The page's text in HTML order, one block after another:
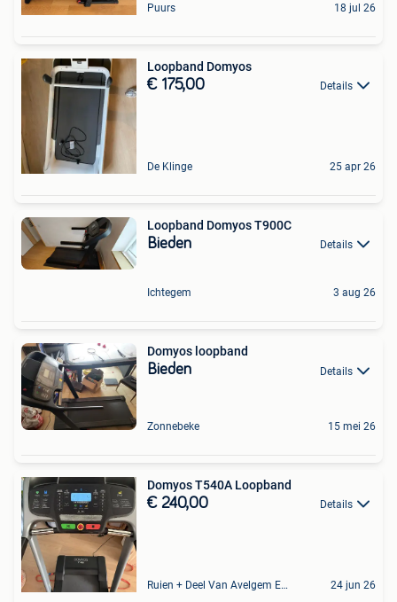
Puurs 18 jul 26
Loopband Domyos
€ 175,00 Details
De Klinge 25 apr 26
Loopband Domyos T900C
Bieden Details
Ichtegem 3 aug 26
Domyos loopband
Bieden Details
Zonnebeke 15 mei 26
Domyos T540A Loopband
€ 240,00 Details
Ruien + Deel Van Avelgem En Waarmaarde 24 jun 26